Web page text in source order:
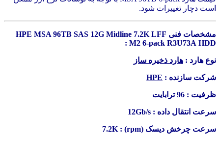
است دچار تغییرات شود.
مشخصات فنی HPE MSA 96TB SAS 12G Midline 7.2K LFF
M2 6‑pack R3U73A HDD :
نوع هارد : هارد ذخیره ساز
شرکت سازنده : HPE
ظرفیت : 96 ترابایت
سرعت انتقال داده : 12Gb/s
سرعت چرخش دیسک (rpm) : 7.2K